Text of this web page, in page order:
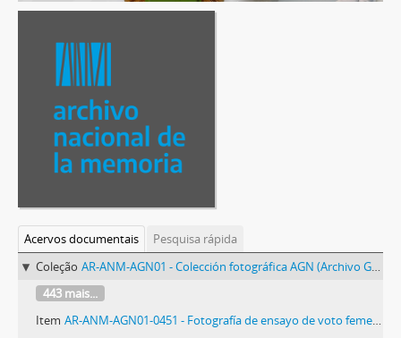
Acervos documentais
Pesquisa rápida
Coleção AR-ANM-AGN01 - Colección fotográfica AGN (Archivo General de la Nación)
443 mais...
Item AR-ANM-AGN01-0451 - Fotografía de ensayo de voto femenino